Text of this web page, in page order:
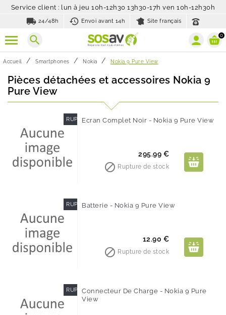
Service client : lun à jeu 10h-12h30 13h30-17h ven 10h-12h30h
local_shipping 24/48h history_toggle_off
Envoi avant 14h Site français
search 0
Accueil Smartphones Nokia Nokia 9 Pure View
Pièces détachées et accessoires Nokia 9
Pure View
RUPTURE DE STOCK
Ecran Complet Noir - Nokia 9 Pure View
Prix
295.99 €
 Rupture de stock
RUPTURE DE STOCK
Batterie - Nokia 9 Pure View
Prix
12.90 €
 Rupture de stock
RUPTURE DE STOCK
Connecteur De Charge - Nokia 9 Pure
View